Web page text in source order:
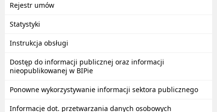
Rejestr umów
Statystyki
Instrukcja obsługi
Dostęp do informacji publicznej oraz informacji
nieopublikowanej w BIPie
Ponowne wykorzystywanie informacji sektora publicznego
Informacje dot. przetwarzania danych osobowych